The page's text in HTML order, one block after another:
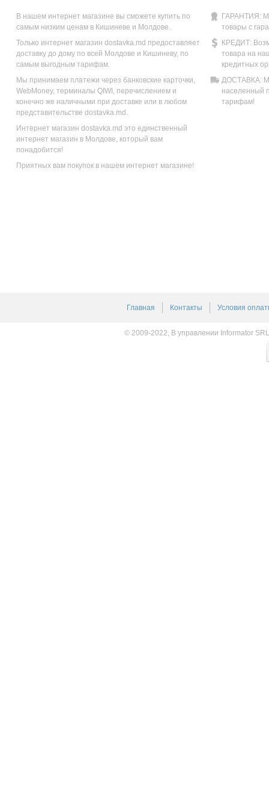
В нашем интернет магазине вы сможете купить по
самым низким ценам в Кишиневе и Молдове.
Только интернет магазин dostavka.md предоставляет
доставку до дому по всей Молдове и Кишиневу, по
самым выгодным тарифам.
Мы принимаем платежи через банковские карточки,
WebMoney, терминалы QIWI, перечислением и
конечно же наличными при доставке или в любом
представительстве dostavka.md.
Интернет магазин dostavka.md это единственный
интернет магазин в Молдове, который вам
понадобится!
Приятных вам покупок в нашем интернет магазине!
ГАРАНТИЯ:
товары с
КРЕДИТ:
товара на
кредитных
ДОСТАВКА:
населенный
тарифам!
Главная Контакты Условия
© 2009-2022, В управлении Informator SRL